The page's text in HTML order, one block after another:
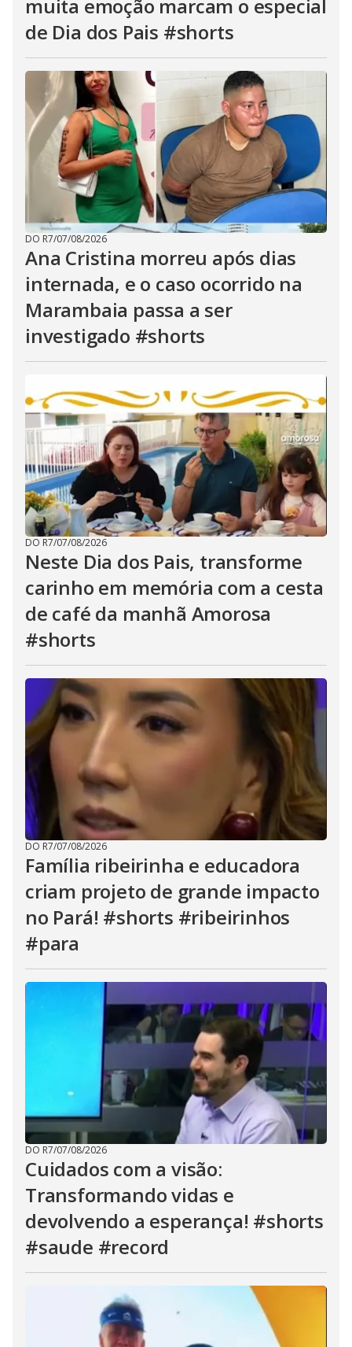
muita emoção marcam o especial
de Dia dos Pais #shorts
DO R7/07/08/2026
Ana Cristina morreu após dias
internada, e o caso ocorrido na
Marambaia passa a ser
investigado #shorts
DO R7/07/08/2026
Neste Dia dos Pais, transforme
carinho em memória com a cesta
de café da manhã Amorosa
#shorts
DO R7/07/08/2026
Família ribeirinha e educadora
criam projeto de grande impacto
no Pará! #shorts #ribeirinhos
#para
DO R7/07/08/2026
Cuidados com a visão:
Transformando vidas e
devolvendo a esperança! #shorts
#saude #record